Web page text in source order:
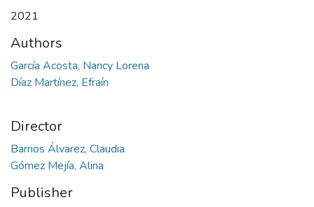
2021
Authors
García Acosta, Nancy Lorena
Díaz Martínez, Efraín
Director
Barrios Álvarez, Claudia
Gómez Mejía, Alina
Publisher